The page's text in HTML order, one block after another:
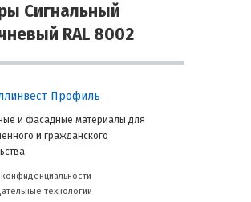
Сигнальный
RAL 8002
и фасадные материалы для
и гражданского
технологии